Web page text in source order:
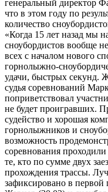
генеральный директор
что в этом году по
количество
«Когда 15 лет назад мы
сноубордистов вообще
всех с началом нового
горнолыжно-
удачи, быстрых секунд.
судья соревнований
поприветствовал
не будет проигравших.
судейство и хорошая
горнолыжников и
возможность
соревнования
те, кто по сумме двух
прохождения трассы.
зафиксировано в